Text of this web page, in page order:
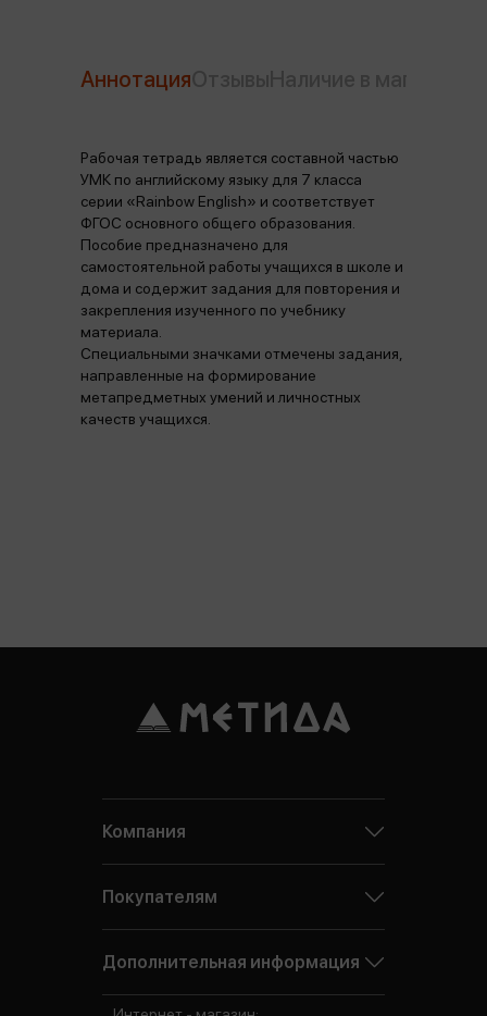
Аннотация
Рабочая тетрадь является составной частью
УМК по английскому языку для 7 класса
серии «Rainbow English» и соответствует
ФГОС основного общего образования.
Пособие предназначено для
самостоятельной работы учащихся в школе и
дома и содержит задания для повторения и
закрепления изученного по учебнику
материала.
Специальными значками отмечены задания,
направленные на формирование
метапредметных умений и личностных
качеств учащихся.
Компания
Покупателям
Дополнительная информация